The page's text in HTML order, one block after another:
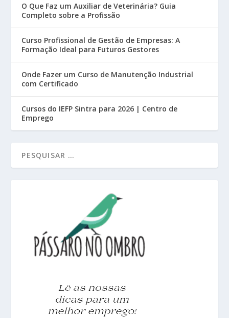
O Que Faz um Auxiliar de Veterinária? Guia
Completo sobre a Profissão
Curso Profissional de Gestão de Empresas: A
Formação Ideal para Futuros Gestores
Onde Fazer um Curso de Manutenção Industrial
com Certificado
Cursos do IEFP Sintra para 2026 | Centro de
Emprego